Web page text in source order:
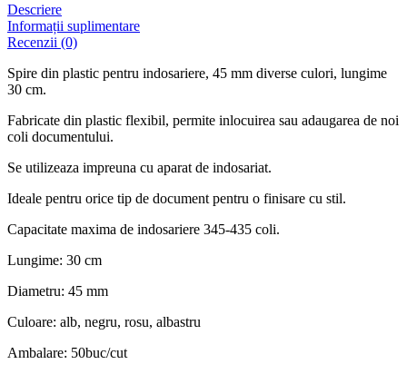
Descriere
Informații suplimentare
Recenzii (0)
Spire din plastic pentru indosariere, 45 mm diverse culori, lungime
30 cm.
Fabricate din plastic flexibil, permite inlocuirea sau adaugarea de noi
coli documentului.
Se utilizeaza impreuna cu aparat de indosariat.
Ideale pentru orice tip de document pentru o finisare cu stil.
Capacitate maxima de indosariere 345-435 coli.
Lungime: 30 cm
Diametru: 45 mm
Culoare: alb, negru, rosu, albastru
Ambalare: 50buc/cut